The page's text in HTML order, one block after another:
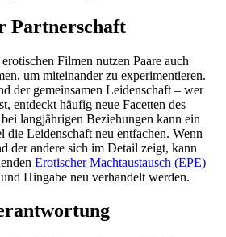
Partnerschaft
Filmen nutzen Paare auch
um miteinander zu experimentieren.
der gemeinsamen Leidenschaft – wer
entdeckt häufig neue Facetten des
langjährigen Beziehungen kann ein
die Leidenschaft neu entfachen. Wenn
der andere sich im Detail zeigt, kann
Erotischer Machtaustausch (EPE)
Hingabe neu verhandelt werden.